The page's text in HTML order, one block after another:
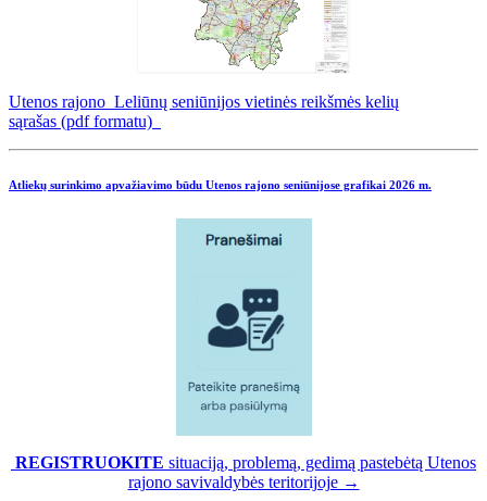
Utenos rajono Leliūnų seniūnijos vietinės reikšmės kelių
sąrašas (pdf formatu)
Atliekų surinkimo apvažiavimo būdu Utenos rajono seniūnijose grafikai 2026 m.
REGISTRUOKITE situaciją, problemą, gedimą pastebėtą Utenos
rajono savivaldybės teritorijoje →